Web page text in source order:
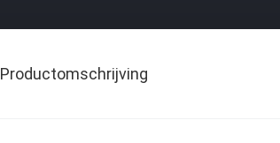
Productomschrijving